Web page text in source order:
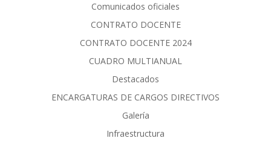
Comunicados oficiales
CONTRATO DOCENTE
CONTRATO DOCENTE 2024
CUADRO MULTIANUAL
Destacados
ENCARGATURAS DE CARGOS DIRECTIVOS
Galería
Infraestructura